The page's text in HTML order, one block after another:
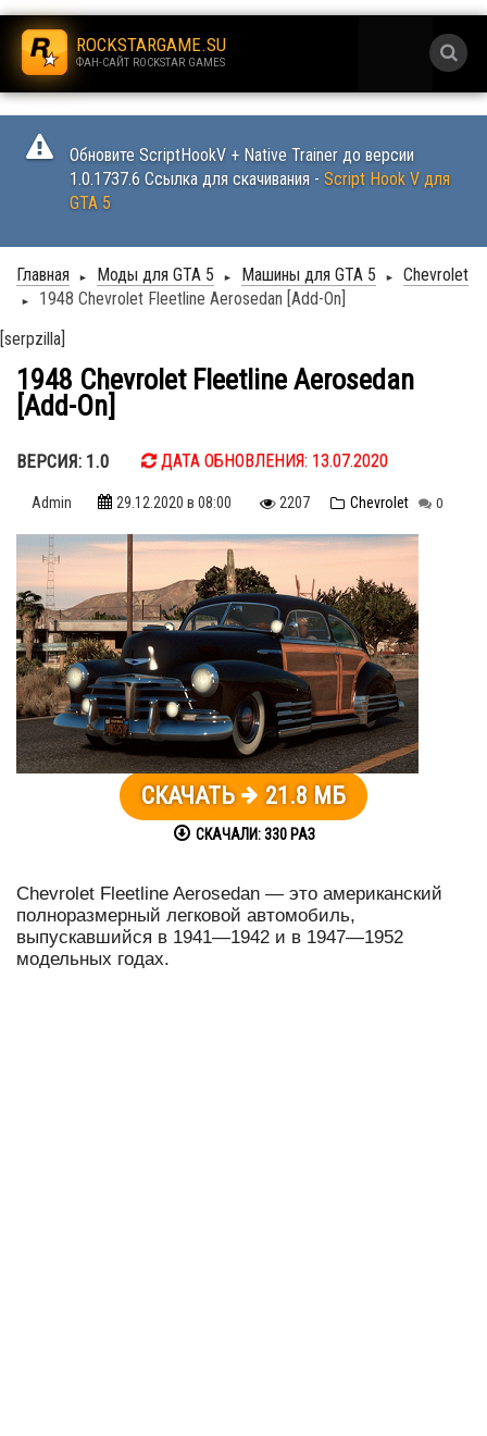
.
ROCKSTARGAME.SU
ФАН-САЙТ ROCKSTAR GAMES
.
Обновите ScriptHookV + Native Trainer до версии
1.0.1737.6 Ссылка для скачивания -Script Hook V для
GTA 5
Главная ► Моды для GTA 5 ► Машины для GTA 5 ► Chevrolet
►
1948 Chevrolet Fleetline Aerosedan [Add-On]
[serpzilla]
1948 Chevrolet Fleetline Aerosedan
[Add-On]
ВЕРСИЯ: 1.0 ДАТА ОБНОВЛЕНИЯ: 13.07.2020
Admin 29.12.2020 в 08:00 2207 Chevrolet 0
СКАЧАТЬ 21.8 МБ
СКАЧАЛИ:330РАЗ
Chevrolet Fleetline Aerosedan — это американский
полноразмерный легковой автомобиль,
выпускавшийся в 1941—1942 и в 1947—1952
модельных годах.